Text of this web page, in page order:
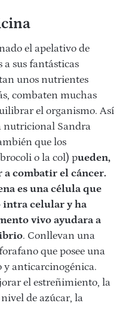
el apelativo de
sus fantásticas
unos nutrientes
combaten muchas
el organismo. Así
nutricional Sandra
que los
o la col) pueden,
a combatir el cáncer.
es una célula que
celular y ha
vivo ayudara a
. Conllevan una
que posee una
anticarcinogénica.
el estreñimiento, la
de azúcar, la